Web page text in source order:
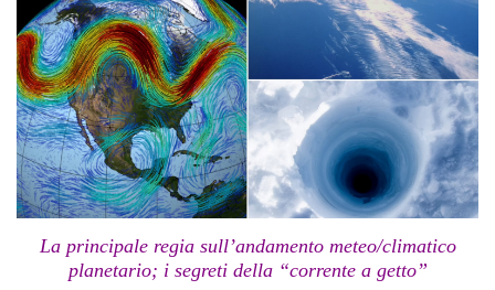
La principale regia sull’andamento meteo/climatico
planetario; i segreti della “corrente a getto”